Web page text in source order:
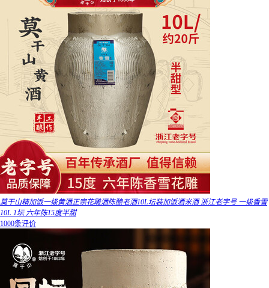
莫干山精加饭一级黄酒正宗花雕酒陈酿老酒10L坛装加饭酒米酒 浙江老字号 一级香雪
10L 1坛 六年陈15度半甜
1000条评价